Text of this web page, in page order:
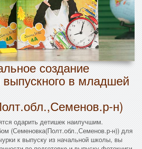
создание
в младшей
н)
одарить детишек наилучшим.
(Семеновка(Полт.обл.,Семенов.р-н)) для
к выпуску из начальной школы, вы